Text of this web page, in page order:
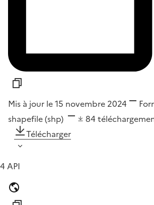
Mis à jour le 15 novembre 2024
shapefile (shp)
84
Télécharger
4 API